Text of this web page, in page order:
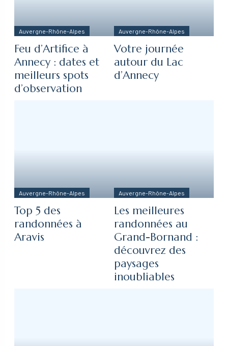
Auvergne-Rhône-Alpes
Feu d’Artifice à
Annecy : dates et
meilleurs spots
d’observation
Auvergne-Rhône-Alpes
Votre journée
autour du Lac
d’Annecy
Auvergne-Rhône-Alpes
Top 5 des
randonnées à
Aravis
Auvergne-Rhône-Alpes
Les meilleures
randonnées au
Grand-Bornand :
découvrez des
paysages
inoubliables